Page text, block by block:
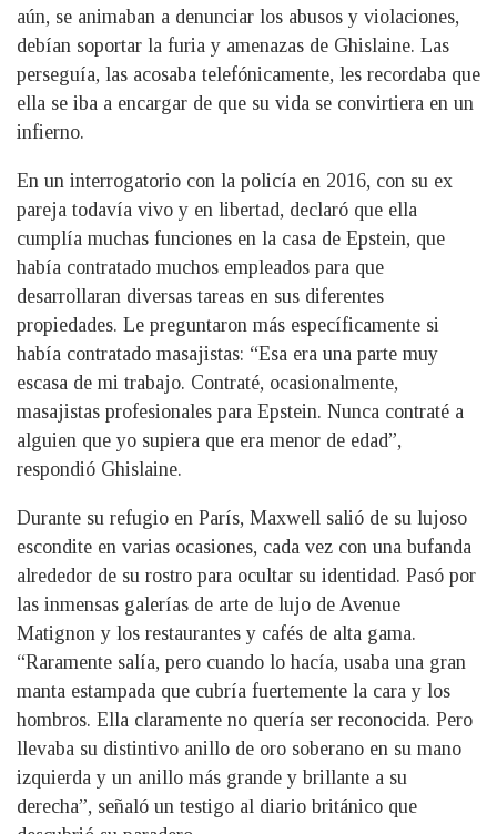
aún, se animaban a denunciar los abusos y violaciones,
debían soportar la furia y amenazas de Ghislaine. Las
perseguía, las acosaba telefónicamente, les recordaba que
ella se iba a encargar de que su vida se convirtiera en un
infierno.
En un interrogatorio con la policía en 2016, con su ex
pareja todavía vivo y en libertad, declaró que ella
cumplía muchas funciones en la casa de Epstein, que
había contratado muchos empleados para que
desarrollaran diversas tareas en sus diferentes
propiedades. Le preguntaron más específicamente si
había contratado masajistas: “Esa era una parte muy
escasa de mi trabajo. Contraté, ocasionalmente,
masajistas profesionales para Epstein. Nunca contraté a
alguien que yo supiera que era menor de edad”,
respondió Ghislaine.
Durante su refugio en París, Maxwell salió de su lujoso
escondite en varias ocasiones, cada vez con una bufanda
alrededor de su rostro para ocultar su identidad. Pasó por
las inmensas galerías de arte de lujo de Avenue
Matignon y los restaurantes y cafés de alta gama.
“Raramente salía, pero cuando lo hacía, usaba una gran
manta estampada que cubría fuertemente la cara y los
hombros. Ella claramente no quería ser reconocida. Pero
llevaba su distintivo anillo de oro soberano en su mano
izquierda y un anillo más grande y brillante a su
derecha”, señaló un testigo al diario británico que